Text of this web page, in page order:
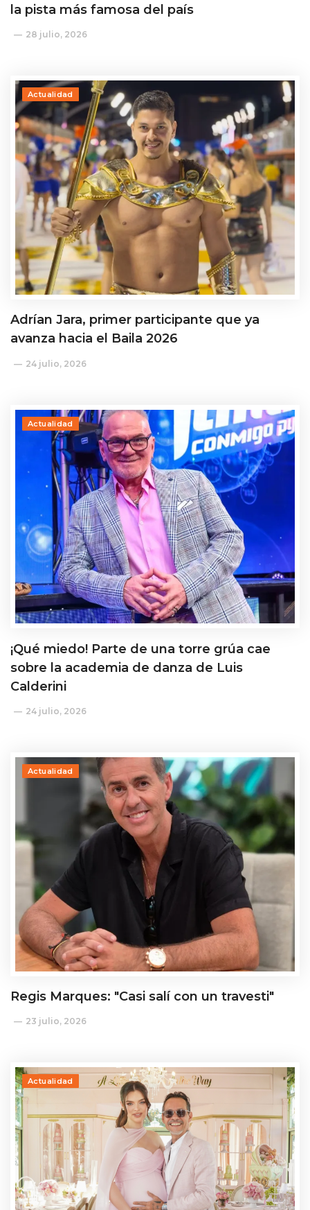
la pista más famosa del país
28 julio, 2026
Actualidad
Adrían Jara, primer participante que ya
avanza hacia el Baila 2026
24 julio, 2026
Actualidad
¡Qué miedo! Parte de una torre grúa cae
sobre la academia de danza de Luis
Calderini
24 julio, 2026
Actualidad
Regis Marques: "Casi salí con un travesti"
23 julio, 2026
Actualidad